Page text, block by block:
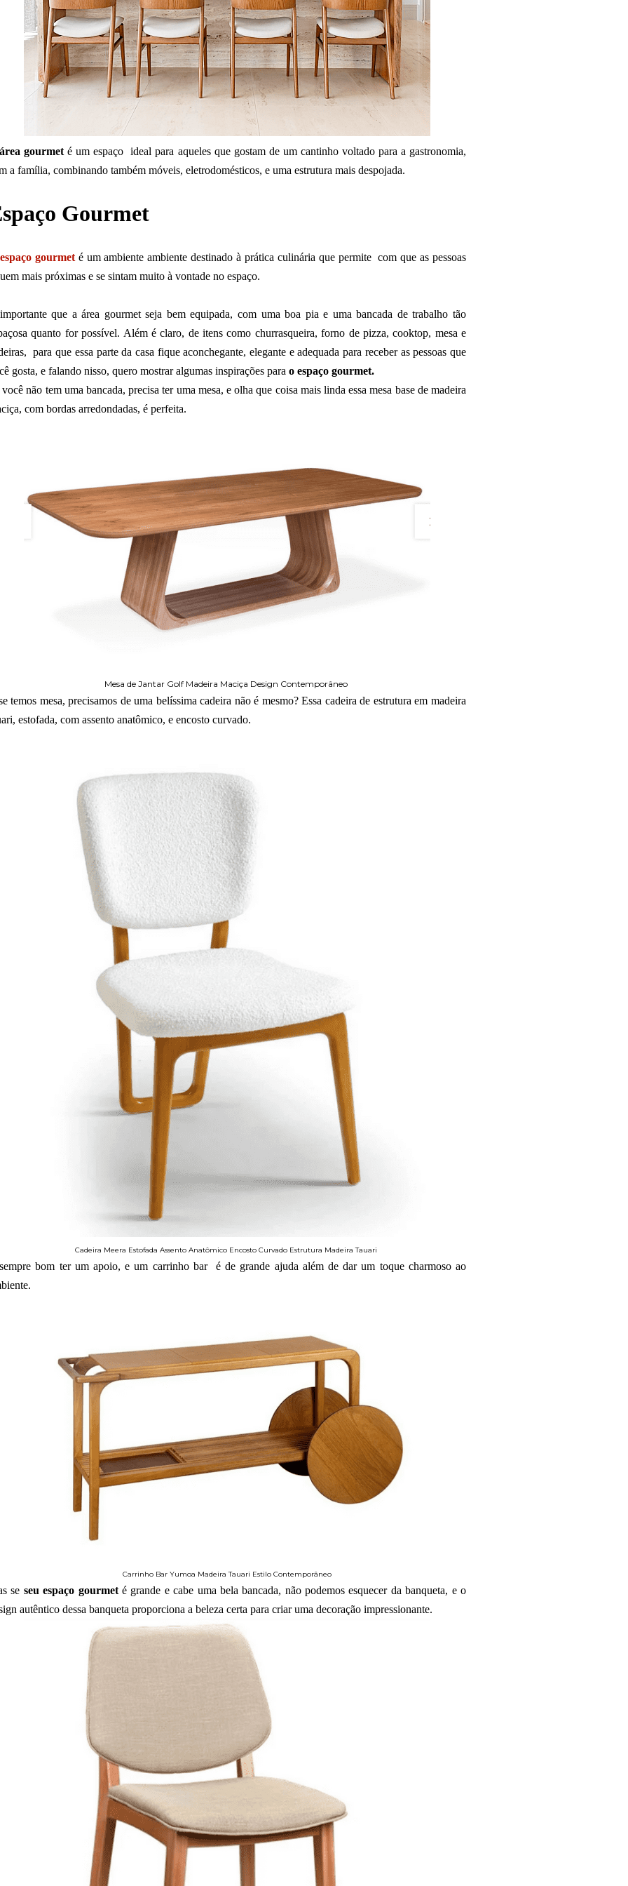
área gourmet é um espaço
ideal para aqueles que gostam de um cantinho voltado para a gastronomia,
a família, combinando também móveis, eletrodomésticos, e uma estrutura mais despojada.
Gourmet
espaço gourmeté um ambienteambiente destinado à prática culinária que permite com que as pessoas
mais próximas e se sintam muito à vontade no espaço.
que a área gourmet seja bem equipada, com uma boa pia e uma bancada de trabalho tão
quanto for possível. Além é claro, de itens como churrasqueira, forno de pizza, cooktop, mesa e
para que essa parte da casa fique aconchegante, elegante e adequada para receber as pessoas que
gosta, e falando nisso, quero mostrar algumas inspirações para o espaço gourmet.
você não tem uma bancada, precisa ter uma mesa, e olha que coisa mais linda essa mesa base de madeira
com bordas arredondadas, é perfeita.
Mesa de Jantar Golf Madeira Maciça Design Contemporâneo
temos mesa, precisamos de uma belíssima cadeira não é mesmo? Essa cadeira de estrutura em madeira
estofada, com assento anatômico, e encosto curvado.
Cadeira Meera Estofada Assento Anatômico Encosto Curvado Estrutura Madeira Tauari
bom ter um apoio, e um carrinho bar é de grande ajuda além de dar um toque charmoso ao
Carrinho Bar Yumoa Madeira Tauari Estilo Contemporâneo
se seu espaço gourmeté grande e cabe uma bela bancada, não podemos esquecer da banqueta, e o
autêntico dessa banqueta proporciona a beleza certa para criar uma decoração impressionante.